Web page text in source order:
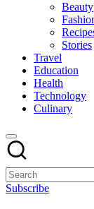
Beauty
Stories
Travel
Education
Health
Technology
Culinary
Subscribe